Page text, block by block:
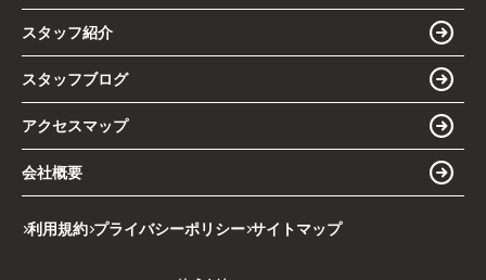
スタッフ紹介
スタッフブログ
アクセスマップ
会社概要
利用規約 プライバシーポリシー サイトマップ